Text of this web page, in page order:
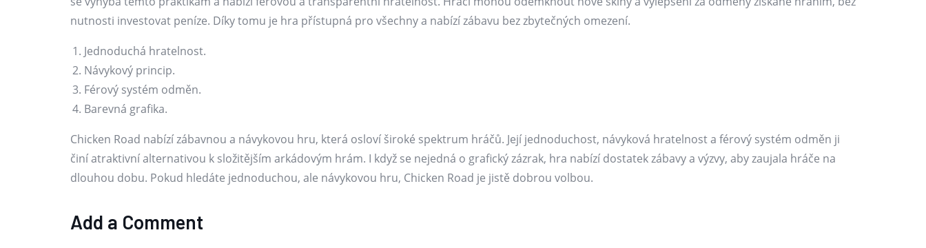
nutnosti investovat peníze. Díky tomu je hra přístupná pro všechny a nabízí zábavu bez zbytečných omezení.
Jednoduchá hratelnost.
Návykový princip.
Férový systém odměn.
Barevná grafika.
Chicken Road nabízí zábavnou a návykovou hru, která osloví široké spektrum hráčů. Její jednoduchost, návyková hratelnost a férový systém odměn ji
činí atraktivní alternativou k složitějším arkádovým hrám. I když se nejedná o grafický zázrak, hra nabízí dostatek zábavy a výzvy, aby zaujala hráče na
dlouhou dobu. Pokud hledáte jednoduchou, ale návykovou hru, Chicken Road je jistě dobrou volbou.
Add a Comment